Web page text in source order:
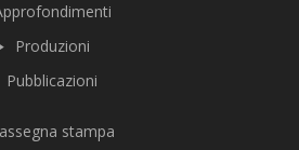
Produzioni
Pubblicazioni
stampa